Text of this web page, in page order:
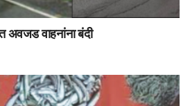
वाहनांना बंदी